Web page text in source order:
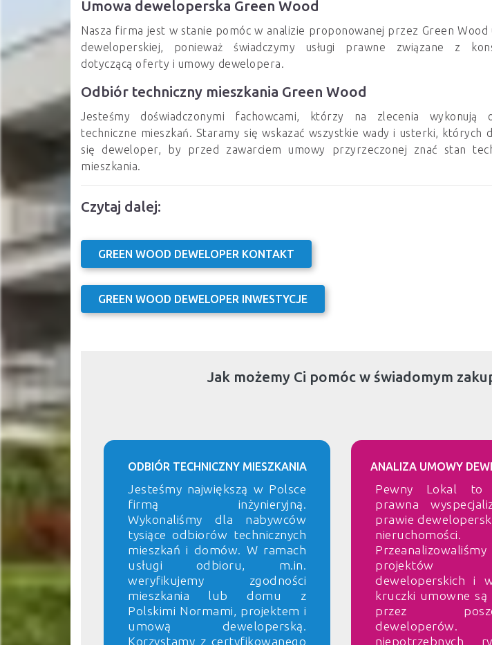
Umowa deweloperska Green Wood
Nasza firma jest w stanie pomóc w analizie proponowanej przez Green Wood
deweloperskiej, ponieważ świadczymy usługi prawne związane z
dotyczącą oferty i umowy dewelopera.
Odbiór techniczny mieszkania Green Wood
Jesteśmy doświadczonymi fachowcami, którzy na zlecenia wykonują
techniczne mieszkań. Staramy się wskazać wszystkie wady i usterki, których
się deweloper, by przed zawarciem umowy przyrzeczonej znać stan
mieszkania.
Czytaj dalej:
GREEN WOOD DEWELOPER KONTAKT
GREEN WOOD DEWELOPER INWESTYCJE
Jak możemy Ci pomóc w świadomym
ODBIÓR TECHNICZNY MIESZKANIA
Jesteśmy największą w Polsce
firmą inżynieryjną.
Wykonaliśmy dla nabywców
tysiące odbiorów technicznych
mieszkań i domów. W ramach
usługi odbioru, m.in.
weryfikujemy zgodności
mieszkania lub domu z
Polskimi Normami, projektem i
umową deweloperską.
Korzystamy z certyfikowanego
ANALIZA UMOWY
Pewny Lokal to
prawna
prawie
nieruchomości.
projektów
deweloperskich i
kruczki umowne są
przez
niepotrzebnych